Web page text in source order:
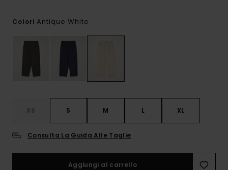
Colori Antique White
XS S M L XL
Consulta La Guida Alle Taglie
Aggiungi al carrello